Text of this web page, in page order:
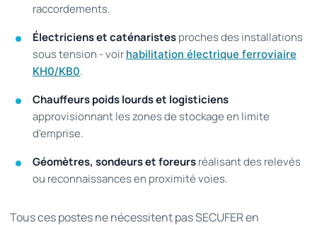
raccordements.
Électriciens et caténaristesproches des installations
sous tension - voir habilitation électrique ferroviaire
KH0/KB0.
Chauffeurs poids lourds et logisticiens
approvisionnant les zones de stockage en limite
d'emprise.
Géomètres, sondeurs et foreursréalisant des relevés
ou reconnaissances en proximité voies.
Tous ces postes ne nécessitent pas SECUFER en